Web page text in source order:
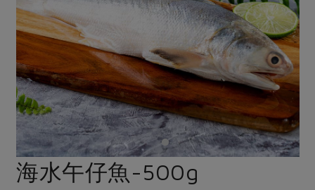
肉品・水產
畜產肉類
水畜加工品
調理食材・點心
調味醬料/南北貨 烘焙
休閒零嘴 沖泡飲品
保健食品
蛋料理
料理方式
烘焙．點心
醬料
湯品．鍋物
漬物
當季產品
合作25-經典快閃最後一週
合作25-精選產品第四彈
合作25-精選產品第三彈
更多當季產品
議題活動
樂齡生活 親子食育
廚房瑜伽
關注議題
減硝酸鹽 惜食
非基改運動 支持本土農糧
廢核運動 能源議題
減添加物 減塑減廢
員工與求才
產品檢驗
自主把關
檢驗報告
硝酸鹽檢驗
海水午仔魚-500g